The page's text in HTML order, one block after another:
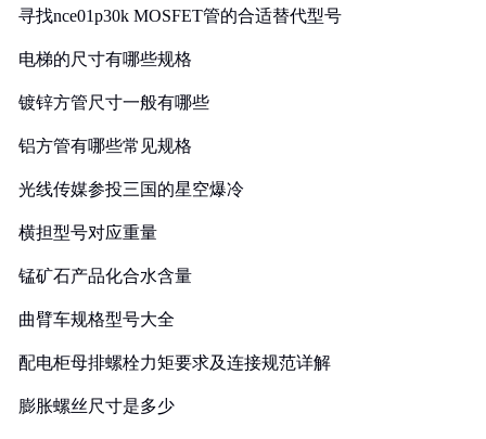
寻找nce01p30k MOSFET管的合适替代型号
电梯的尺寸有哪些规格
镀锌方管尺寸一般有哪些
铝方管有哪些常见规格
光线传媒参投三国的星空爆冷
横担型号对应重量
锰矿石产品化合水含量
曲臂车规格型号大全
配电柜母排螺栓力矩要求及连接规范详解
膨胀螺丝尺寸是多少